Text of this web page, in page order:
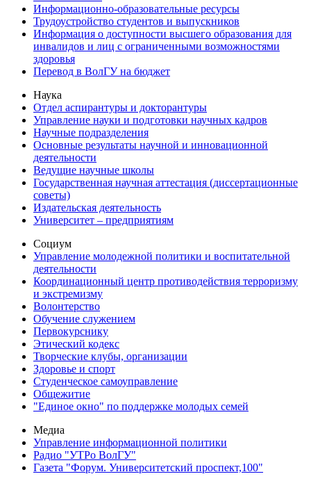
Информационно-образовательные ресурсы
Трудоустройство студентов и выпускников
Информация о доступности высшего образования для
инвалидов и лиц с ограниченными возможностями
здоровья
Перевод в ВолГУ на бюджет
Наука
Отдел аспирантуры и докторантуры
Управление науки и подготовки научных кадров
Научные подразделения
Основные результаты научной и инновационной
деятельности
Ведущие научные школы
Государственная научная аттестация (диссертационные
советы)
Издательская деятельность
Университет – предприятиям
Социум
Управление молодежной политики и воспитательной
деятельности
Координационный центр противодействия терроризму
и экстремизму
Волонтерство
Обучение служением
Первокурснику
Этический кодекс
Творческие клубы, организации
Здоровье и спорт
Студенческое самоуправление
Общежитие
"Единое окно" по поддержке молодых семей
Медиа
Управление информационной политики
Радио "УТРо ВолГУ"
Газета "Форум. Университетский проспект,100"